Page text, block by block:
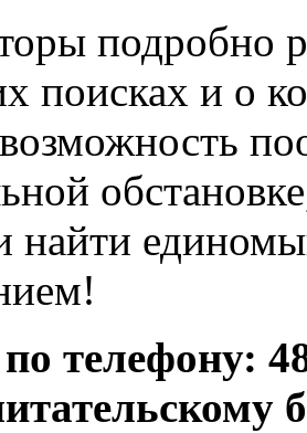
подробно
поисках и о
найти
телефону: